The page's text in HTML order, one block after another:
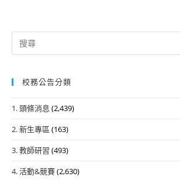
Search
for:
校務公告分類
1. 頭條消息 (2,439)
2. 新生專區 (163)
3. 教師研習 (493)
4. 活動&競賽(2,630)